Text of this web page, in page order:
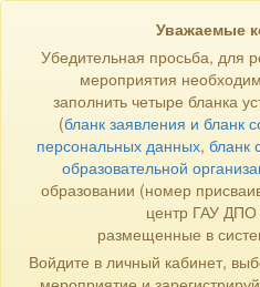
Уважаемые
Убедительная просьба, для
мероприятия
заполнить четыре бланка
(бланк заявления и бланк
персональных данных, бланк
образовательной
образовании (номер
центр ГАУ
размещенные в
Войдите в личный кабинет,